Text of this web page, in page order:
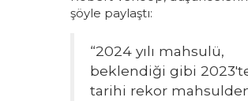
şöyle paylaştı:
“2024 yılı mahsulü,
beklendiği gibi
tarihi rekor